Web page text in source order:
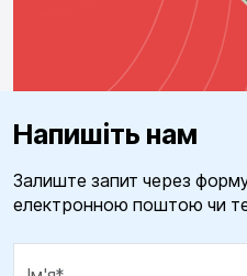
Напишіть нам
Залиште запит через
електронною поштою чи